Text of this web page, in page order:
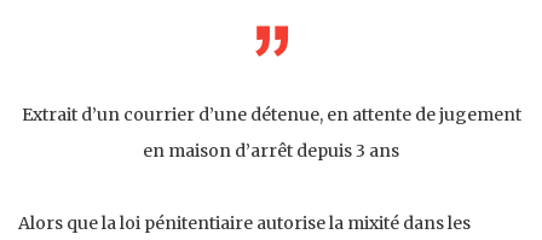
Extrait d’un courrier d’une détenue, en attente de jugement
en maison d’arrêt depuis 3 ans
Alors que la loi pénitentiaire autorise la mixité dans les